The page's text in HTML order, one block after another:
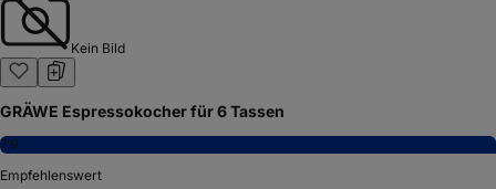
Kein Bild
GRÄWE Espressokocher für 6 Tassen
7,9
Empfehlenswert